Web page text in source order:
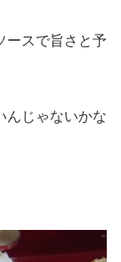
ースで旨さと予
んじゃないかな